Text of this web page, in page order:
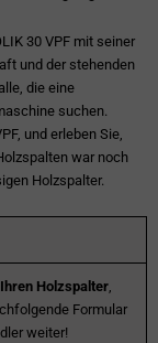
30 VPF mit seiner
und der stehenden
die eine
suchen.
und erleben Sie,
war noch
Holzspalter.
Holzspalter,
Formular
weiter!